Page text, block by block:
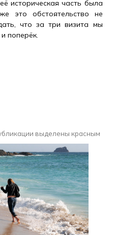
историческая часть была
это обстоятельство не
что за три визита мы
поперёк.
выделены красным